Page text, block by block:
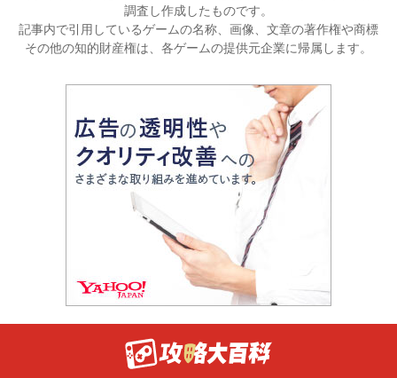
調査し作成したものです。
記事内で引用しているゲームの名称、画像、文章の著作権や商標
その他の知的財産権は、各ゲームの提供元企業に帰属します。